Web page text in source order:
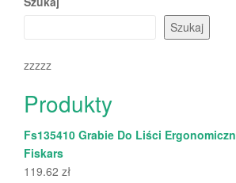
Szukaj
zzzzz
Produkty
Fs135410 Grabie Do Liści
Fiskars
119.62 zł